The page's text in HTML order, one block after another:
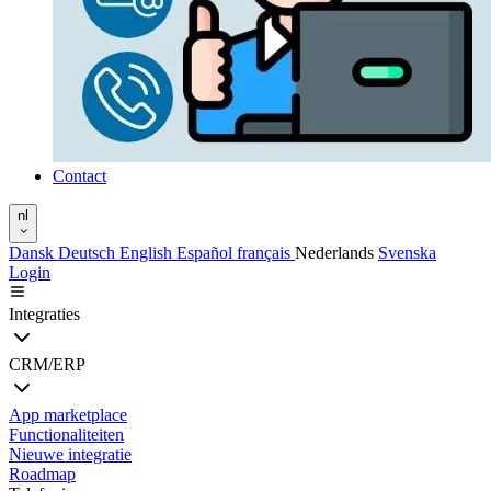
Contact
nl
Dansk Deutsch English Español français Nederlands Svenska
Login
Integraties
CRM/ERP
App marketplace
Functionaliteiten
Nieuwe integratie
Roadmap